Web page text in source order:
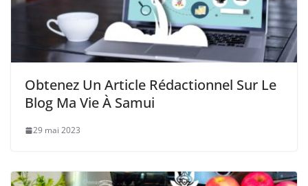
Obtenez Un Article Rédactionnel Sur Le
Blog Ma Vie À Samui
29 mai 2023